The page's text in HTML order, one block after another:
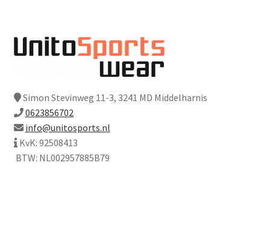
Simon Stevinweg 11-3, 3241 MD Middelharnis
0623856702
info@unitosports.nl
KvK: 92508413
BTW: NL002957885B79